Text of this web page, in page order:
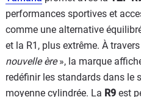
performances sportives et
comme une alternative
et la R1, plus extrême. À
nouvelle ère», la marque
redéfinir les standards dans le
moyenne cylindrée. La R9 est